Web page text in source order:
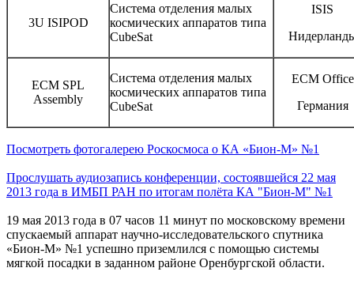
3U ISIPOD
Система отделения малых
космических аппаратов типа
CubeSat
ISIS
ЕСМ SPL
Assembly
Система отделения малых
космических аппаратов типа
CubeSat
ЕСМ Office
Германия
Посмотреть фотогалерею Роскосмоса о КА «Бион-М» №1
Прослушать аудиозапись конференции, состоявшейся 22 мая
2013 года в ИМБП РАН по итогам полёта КА "Бион-М" №1
19 мая 2013 года в 07 часов 11 минут по московскому времени
спускаемый аппарат научно-исследовательского спутника
«Бион-М» №1 успешно приземлился с помощью системы
мягкой посадки в заданном районе Оренбургской области.